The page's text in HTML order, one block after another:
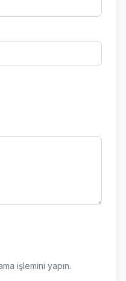
işlemini yapın.